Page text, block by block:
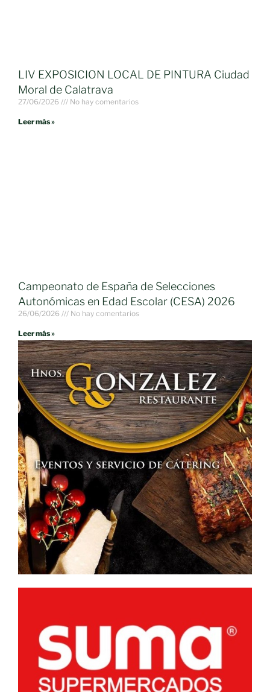
LIV EXPOSICION LOCAL DE PINTURA Ciudad
Moral de Calatrava
27/06/2026 No hay comentarios
Leer más »
Campeonato de España de Selecciones
Autonómicas en Edad Escolar (CESA) 2026
26/06/2026 No hay comentarios
Leer más »